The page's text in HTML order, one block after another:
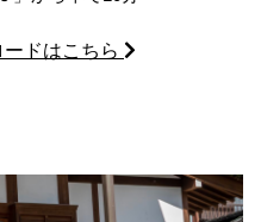
ドはこちら